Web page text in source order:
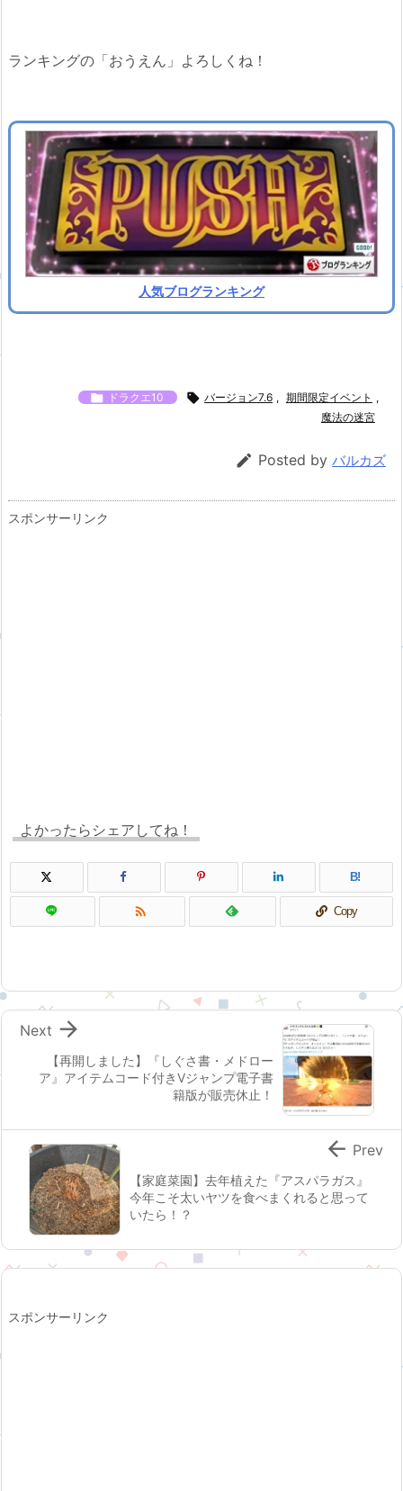
ランキングの「おうえん」よろしくね！
人気ブログランキング
 ドラクエ10  バージョン7.6 , 期間限定イベント ,
魔法の迷宮
 Posted by バルカズ
スポンサーリンク
よかったらシェアしてね！
B!
 Copy
【再開しました】『しぐさ書・メドロー
ア』アイテムコード付きVジャンプ電子書
籍版が販売休止！

Next
【家庭菜園】去年植えた『アスパラガス』
今年こそ太いヤツを食べまくれると思って
いたら！？
 Prev
スポンサーリンク